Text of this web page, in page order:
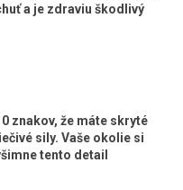
a je zdraviu škodlivý
znakov, že máte skryté
liečivé sily. Vaše okolie si
tento detail